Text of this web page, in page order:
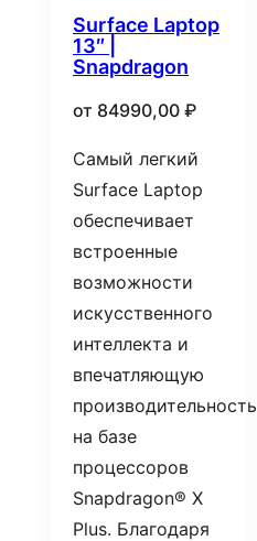
Surface Laptop
13″ |
Snapdragon
от 84990,00 ₽
Самый легкий
Surface Laptop
обеспечивает
встроенные
возможности
искусственного
интеллекта и
впечатляющую
производительность
на базе
процессоров
Snapdragon® X
Plus. Благодаря